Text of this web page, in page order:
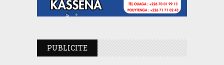
PUBLICITE